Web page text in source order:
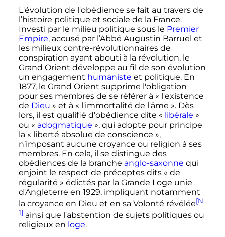
L'évolution de l'obédience se fait au travers de
l’histoire politique et sociale de la France.
Investi par le milieu politique sous le Premier
Empire, accusé par l’Abbé Augustin Barruel et
les milieux contre-révolutionnaires de
conspiration ayant abouti à la révolution, le
Grand Orient développe au fil de son évolution
un engagement humaniste et politique. En
1877, le Grand Orient supprime l'obligation
pour ses membres de se référer à « l'existence
de Dieu » et à « l'immortalité de l'âme ». Dès
lors, il est qualifié d'obédience dite « libérale »
ou « adogmatique », qui adopte pour principe
la « liberté absolue de conscience »,
n’imposant aucune croyance ou religion à ses
membres. En cela, il se distingue des
obédiences de la branche anglo-saxonne qui
enjoint le respect de préceptes dits « de
régularité » édictés par la Grande Loge unie
d'Angleterre en 1929, impliquant notamment
la croyance en Dieu et en sa Volonté révélée[N
1] ainsi que l'abstention de sujets politiques ou
religieux en loge.